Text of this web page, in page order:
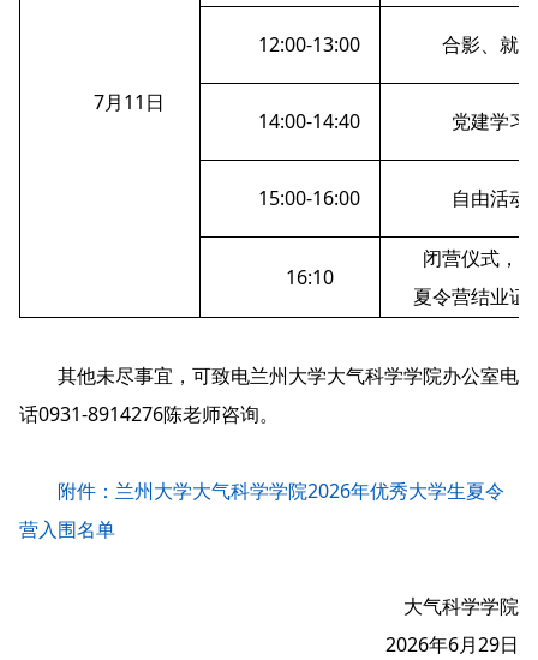
7月11日
12:00-13:00 合影、就餐
14:00-14:40 党建学习
15:00-16:00 自由活动
16:10
闭营仪式，
夏令营结业证
其他未尽事宜，可致电兰州大学大气科学学院办公室电
话0931-8914276陈老师咨询。
附件：兰州大学大气科学学院2026年优秀大学生夏令
营入围名单
大气科学学院
2026年6月29日